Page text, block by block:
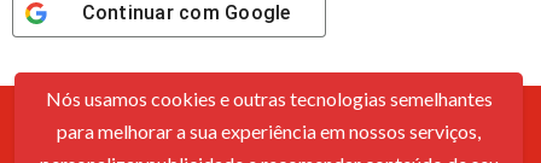
Continuar com Google
Contato Sobre Nós Política De Cookies Termos De Uso
Nós usamos cookies e outras tecnologias semelhantes
para melhorar a sua experiência em nossos serviços,